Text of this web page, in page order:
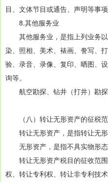
目、文体节目或通告、声明等事
8.其他服务业
其他服务业，是指上列业务以
染、照相、美术、裱画、誊写、
验、录音、录像、复印、晒图、
询等。
航空勘探、钻井（打井）勘探
（八）转让无形资产的征税
转让无形资产，是指转让无形
无形资产，是指不具实物形态
转让无形资产税目的征收范围
权、转让专利权、转让非专利技